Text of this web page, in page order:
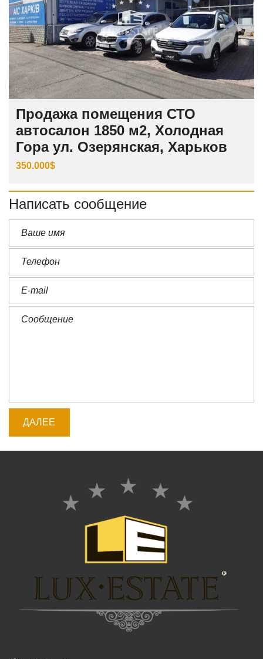
Продажа помещения СТО
автосалон 1850 м2, Холодная
Гора ул. Озерянская, Харьков
350.000$
Написать сообщение